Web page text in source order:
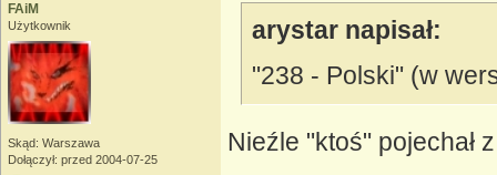
FAiM
Użytkownik
Skąd: Warszawa
Dołączył: przed 2004-07-25
arystar napisał:
"238 - Polski" (w
Nieźle "ktoś" pojechał